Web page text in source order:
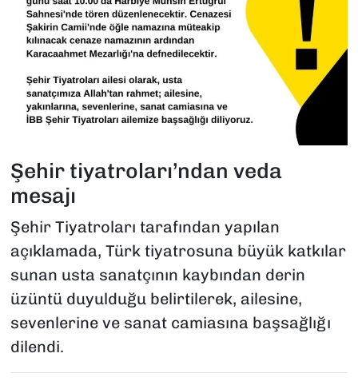
Şehir tiyatroları’ndan veda
mesajı
Şehir Tiyatroları tarafından yapılan
açıklamada, Türk tiyatrosuna büyük katkılar
sunan usta sanatçının kaybından derin
üzüntü duyulduğu belirtilerek, ailesine,
sevenlerine ve sanat camiasına başsağlığı
dilendi.